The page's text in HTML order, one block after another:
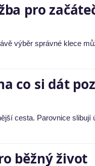
pro
výběr správné klece
co si dát
cesta. Parovnice slibují
běžný život